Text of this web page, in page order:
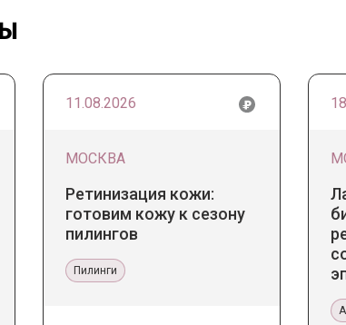
11.08.2026
МОСКВА
Ретинизация кожи:
готовим кожу к сезону
пилингов
Пилинги